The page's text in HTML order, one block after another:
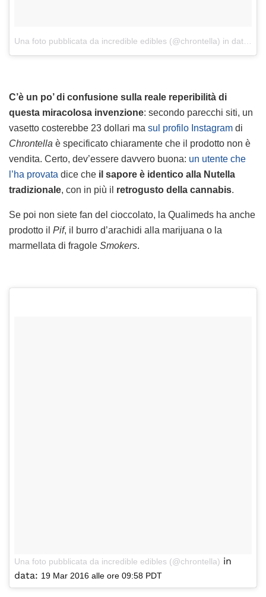
Una foto pubblicata da incredible edibles (@chrontella) in data:
C’è un po’ di confusione sulla reale reperibilità di
questa miracolosa invenzione: secondo parecchi siti, un
vasetto costerebbe 23 dollari ma sul profilo Instagram di
Chrontella è specificato chiaramente che il prodotto non è
vendita. Certo, dev’essere davvero buona: un utente che
l’ha provata dice che il sapore è identico alla Nutella
tradizionale, con in più il retrogusto della cannabis.
Se poi non siete fan del cioccolato, la Qualimeds ha anche
prodotto il Pif, il burro d’arachidi alla marijuana o la
marmellata di fragole Smokers.
Una foto pubblicata da incredible edibles (@chrontella) in
data: 19 Mar 2016 alle ore 09:58 PDT